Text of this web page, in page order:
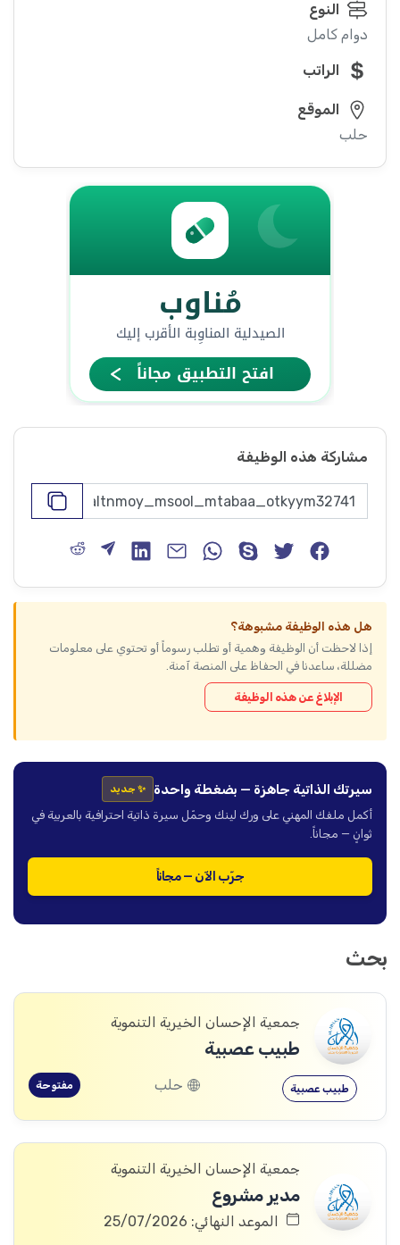
النوع
دوام كامل
الراتب
الموقع
حلب
مشاركة هذه الوظيفة
هل هذه الوظيفة مشبوهة؟
إذا لاحظت أن الوظيفة وهمية أو تطلب رسوماً أو تحتوي على معلومات
مضللة، ساعدنا في الحفاظ على المنصة آمنة.
الإبلاغ عن هذه الوظيفة
سيرتك الذاتية جاهزة — بضغطة واحدة ✨ جديد
أكمل ملفك المهني على ورك لينك وحمّل سيرة ذاتية احترافية بالعربية في
ثوانٍ — مجاناً.
جرّب الآن — مجاناً
بحث
جمعية الإحسان الخيرية التنموية
طبيب عصبية
طبيب عصبية حلب مفتوحة
جمعية الإحسان الخيرية التنموية
مدير مشروع
الموعد النهائي: 25/07/2026